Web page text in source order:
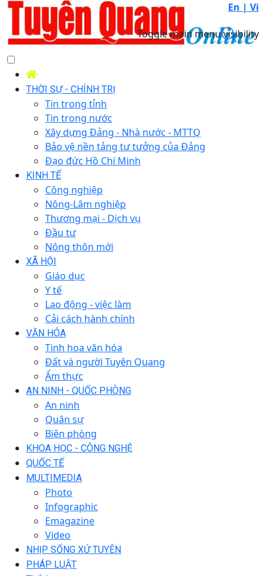
En | Vi
Toggle main menu visibility
THỜI SỰ - CHÍNH TRỊ
Tin trong tỉnh
Tin trong nước
Xây dựng Đảng - Nhà nước - MTTQ
Bảo vệ nền tảng tư tưởng của Đảng
Đạo đức Hồ Chí Minh
KINH TẾ
Công nghiệp
Nông-Lâm nghiệp
Thương mại - Dịch vụ
Đầu tư
Nông thôn mới
XÃ HỘI
Giáo dục
Y tế
Lao động - việc làm
Cải cách hành chính
VĂN HÓA
Tinh hoa văn hóa
Đất và người Tuyên Quang
Ẩm thực
AN NINH - QUỐC PHÒNG
An ninh
Quân sự
Biên phòng
KHOA HỌC - CÔNG NGHỆ
QUỐC TẾ
MULTIMEDIA
Photo
Infographic
Emagazine
Video
NHỊP SỐNG XỨ TUYÊN
PHÁP LUẬT